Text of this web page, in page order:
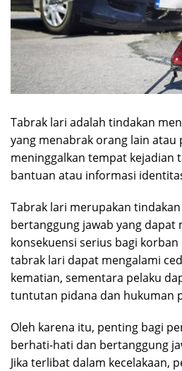
Tabrak lari adalah tindakan
yang menabrak orang lain
meninggalkan tempat kejadian
bantuan atau informasi
Tabrak lari merupakan
bertanggung jawab yang dapat
konsekuensi serius bagi
tabrak lari dapat mengalami
kematian, sementara pelaku
tuntutan pidana dan hukuman
Oleh karena itu, penting bagi
berhati-hati dan bertanggung
Jika terlibat dalam kecelakaan,